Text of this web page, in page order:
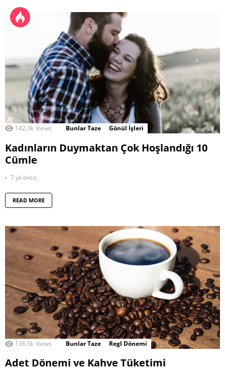
142.3k Views Bunlar Taze Gönül İşleri
Kadınların Duymaktan Çok Hoşlandığı 10
Cümle
7 yıl önce
READ MORE
136.5k Views Bunlar Taze Regl Dönemi
Adet Dönemi ve Kahve Tüketimi